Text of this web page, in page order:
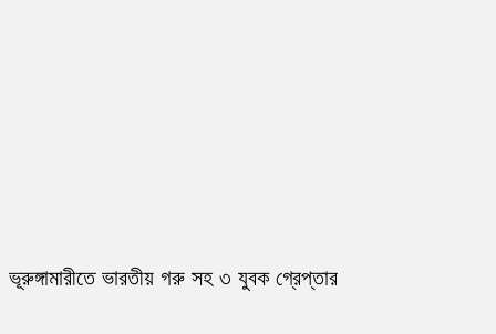
ভূরুঙ্গামারীতে ভারতীয় গরু সহ ৩ যুবক গ্রেপ্তার